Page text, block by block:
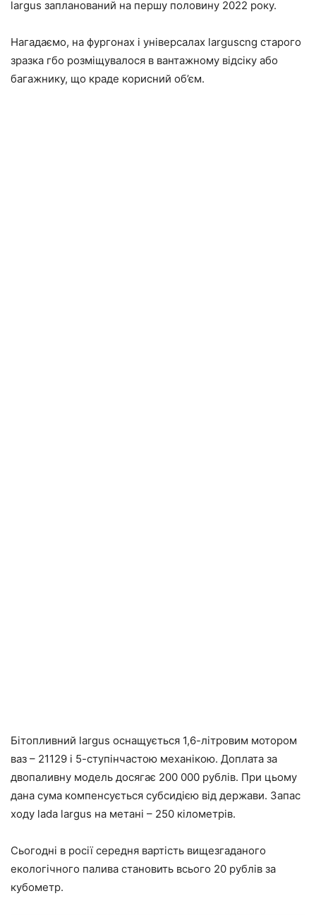
largus запланований на першу половину 2022 року.
Нагадаємо, на фургонах і універсалах larguscng старого
зразка гбо розміщувалося в вантажному відсіку або
багажнику, що краде корисний об’єм.
Бітопливний largus оснащується 1,6-літровим мотором
ваз – 21129 і 5-ступінчастою механікою. Доплата за
двопаливну модель досягає 200 000 рублів. При цьому
дана сума компенсується субсидією від держави. Запас
ходу lada largus на метані – 250 кілометрів.
Сьогодні в росії середня вартість вищезгаданого
екологічного палива становить всього 20 рублів за
кубометр.